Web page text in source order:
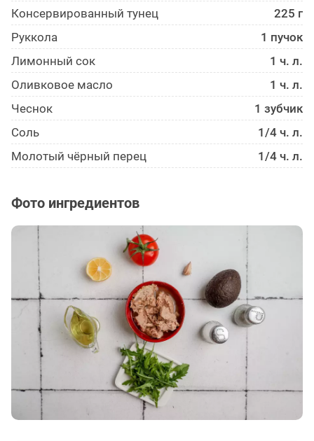
Консервированный тунец
225 г
Руккола
1 пучок
Лимонный сок
1 ч. л.
Оливковое масло
1 ч. л.
Чеснок
1 зубчик
Соль
1/4 ч. л.
Молотый чёрный перец
1/4 ч. л.
Фото ингредиентов